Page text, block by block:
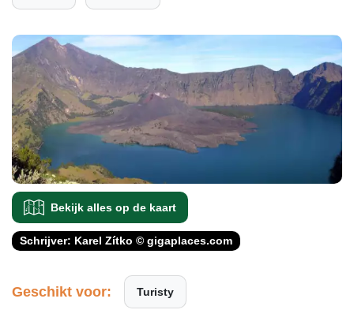
Bekijk alles op de kaart
Schrijver: Karel Zítko © gigaplaces.com
Geschikt voor: Turisty